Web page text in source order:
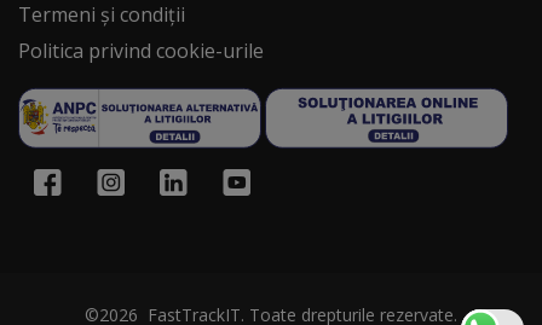
Termeni și condiții
Politica privind cookie-urile
©2026 FastTrackIT. Toate drepturile rezervate.